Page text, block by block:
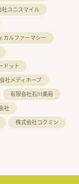
社ユニスマイル
カルファーマシー
ドット
社メディホープ
有限会社石川薬局
社
株式会社コクミン